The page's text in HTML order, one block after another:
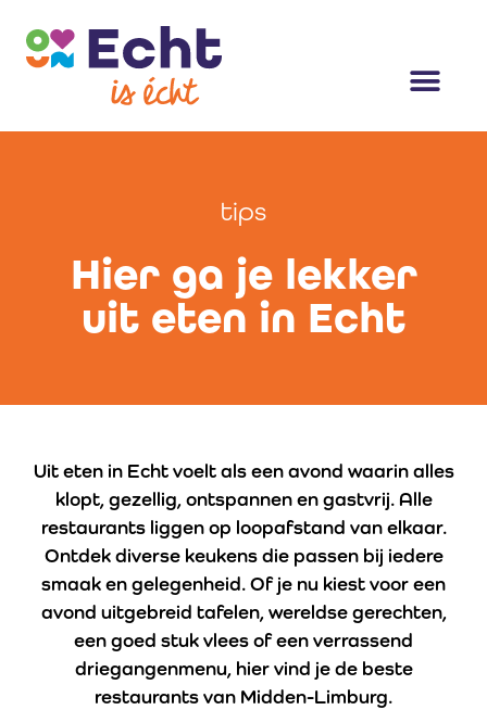
tips
Hier ga je lekker
uit eten in Echt
Uit eten in Echt voelt als een avond waarin alles
klopt, gezellig, ontspannen en gastvrij. Alle
restaurants liggen op loopafstand van elkaar.
Ontdek diverse keukens die passen bij iedere
smaak en gelegenheid. Of je nu kiest voor een
avond uitgebreid tafelen, wereldse gerechten,
een goed stuk vlees of een verrassend
driegangenmenu, hier vind je de beste
restaurants van Midden-Limburg.